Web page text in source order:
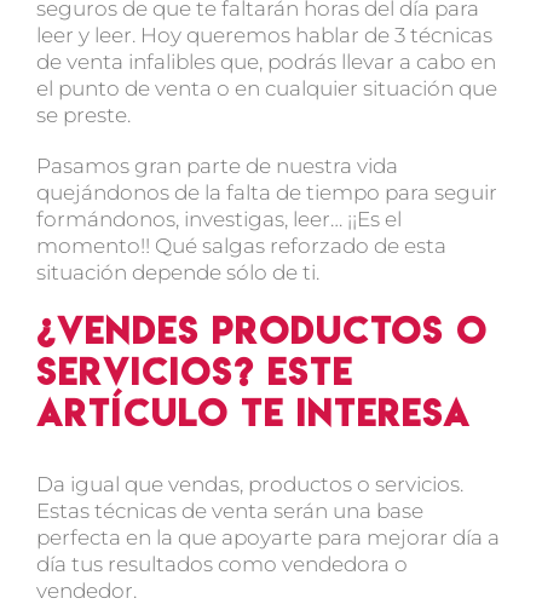
seguros de que te faltarán horas del día para
leer y leer. Hoy queremos hablar de 3 técnicas
de venta infalibles que, podrás llevar a cabo en
el punto de venta o en cualquier situación que
se preste.
Pasamos gran parte de nuestra vida
quejándonos de la falta de tiempo para seguir
formándonos, investigas, leer… ¡¡Es el
momento!! Qué salgas reforzado de esta
situación depende sólo de ti.
¿Vendes productos o
servicios? Este
artículo te interesa
Da igual que vendas, productos o servicios.
Estas técnicas de venta serán una base
perfecta en la que apoyarte para mejorar día a
día tus resultados como vendedora o
vendedor.